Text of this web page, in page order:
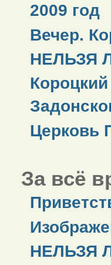
2009 год
Вечер.
НЕЛЬЗЯ
Церковь
За всё
НЕЛЬЗЯ